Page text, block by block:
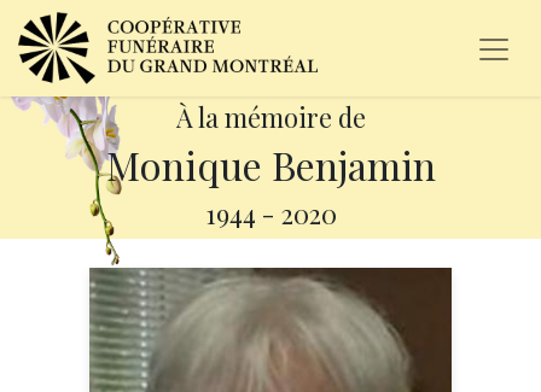
À la mémoire de
Monique Benjamin
1944 - 2020